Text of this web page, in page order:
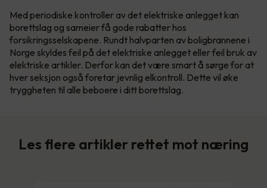
Med periodiske kontroller av det elektriske anlegget kan
borettslag og sameier få gode rabatter hos
forsikringsselskapene. Rundt halvparten av boligbrannene i
Norge skyldes feil på det elektriske anlegget eller feil bruk av
elektriske artikler. Derfor kan det være smart å sørge for at
hver seksjon også foretar jevnlig elkontroll. Dette vil øke
tryggheten til alle beboere i ditt borettslag.
Les flere artikler rettet mot næring